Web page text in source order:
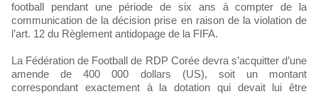
football pendant une période de six ans à compter de la
communication de la décision prise en raison de la violation de
l’art. 12 du Règlement antidopage de la FIFA.
La Fédération de Football de RDP Corée devra s’acquitter d’une
amende de 400 000 dollars (US), soit un montant
correspondant exactement à la dotation qui devait lui être